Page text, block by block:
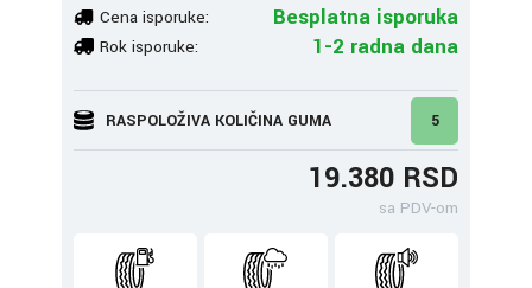
Cena isporuke: Besplatna isporuka
Rok isporuke: 1-2 radna dana
RASPOLOŽIVA KOLIČINA GUMA 5
19.380 RSD
sa PDV-om